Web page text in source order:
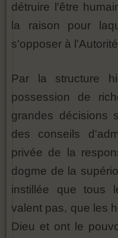
détruire l'être
la raison pour
s'opposer à
Par la structure
possession de
grandes décisions
des conseils
privée de la
dogme de la
instillée que tous
valent pas, que les
Dieu et ont le